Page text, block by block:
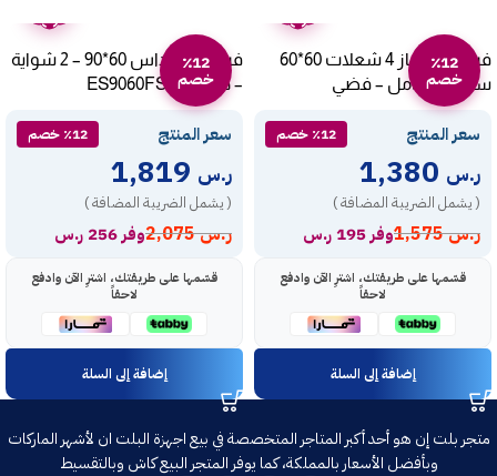
٪12
خصم
فرن ميديا غاز 4 شعلات 60*60
سم أمان كامل – فضي
24BMG4G057
سعر المنتج ٪12 خصم
ر.س
( يشمل الضريبة المضافة )
ر.س1,575 وفر 195 ر.س
قسّمها على طريقتك، اشترِ الآن وادفع
لاحقاً
إضافة إلى السلة
٪12
خصم
فرن غاز ارنداس 60*90 – 2 شواية
– ديجيتالES9060FSH
سعر المنتج ٪12 خصم
ر.س
( يشمل الضريبة المضافة )
ر.س2,075 وفر 256 ر.س
قسّمها على طريقتك، اشترِ الآن وادفع
لاحقاً
إضافة إلى السلة
متجر بلت إن هو أحد أكبر المتاجر المتخصصة في بيع اجهزة البلت ان لأشهر الماركات
وبأفضل الأسعار بالمملكة، كما يوفر المتجر البيع كاش وبالتقسيط